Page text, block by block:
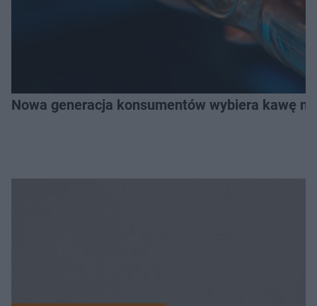
Nowa generacja konsumentów wybiera kawę